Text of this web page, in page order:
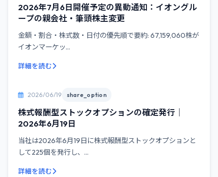
2026年7月6日開催予定の異動通知：イオングル
ープの親会社・筆頭株主変更
金額・割合・株式数・日付の優先順で要約: 67,159,060株が
イオンマーケッ...
詳細を読む
2026/06/19 share_option
株式報酬型ストックオプションの確定発行｜
2026年6月19日
当社は2026年6月19日に株式報酬型ストックオプションと
して225個を発行し、...
詳細を読む